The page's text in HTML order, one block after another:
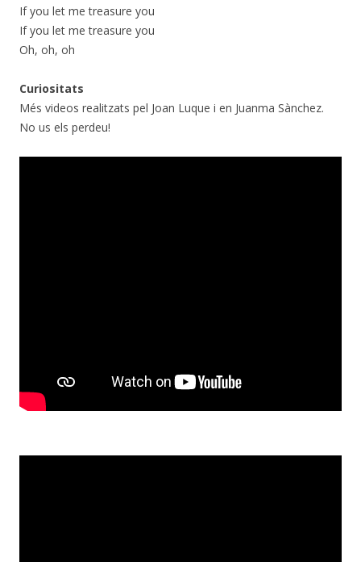
If you let me treasure you
If you let me treasure you
Oh, oh, oh
Curiositats
Més videos realitzats pel Joan Luque i en Juanma Sànchez.
No us els perdeu!